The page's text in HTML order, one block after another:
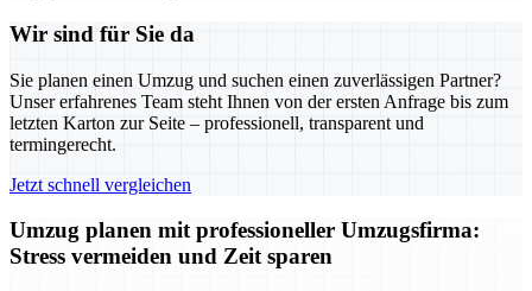
Wir sind für Sie da
Sie planen einen Umzug und suchen einen zuverlässigen Partner?
Unser erfahrenes Team steht Ihnen von der ersten Anfrage bis zum
letzten Karton zur Seite – professionell, transparent und
termingerecht.
Jetzt schnell vergleichen
Umzug planen mit professioneller Umzugsfirma:
Stress vermeiden und Zeit sparen